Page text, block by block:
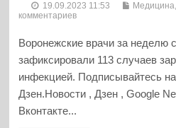
19.09.2023 11:53
комментариев
Воронежские врачи за неделю
зафиксировали 113 случаев
инфекцией. Подписывайтесь
Дзен.Новости , Дзен , Google
Вконтакте...